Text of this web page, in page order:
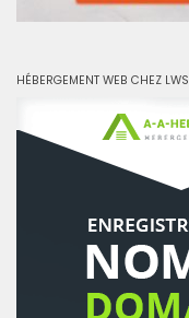
HÉBERGEMENT WEB CHEZ LWS